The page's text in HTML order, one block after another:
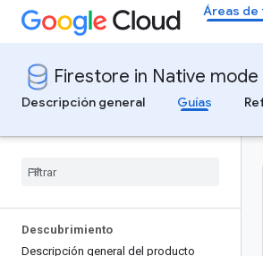
Áreas de
Firestore in Native mode
Descripción general
Guías
Descubrimiento
Descripción general del producto